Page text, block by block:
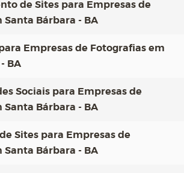
de Sites para Empresas de
Santa Bárbara - BA
Empresas de Fotografias em
BA
Sociais para Empresas de
Santa Bárbara - BA
Sites para Empresas de
Santa Bárbara - BA